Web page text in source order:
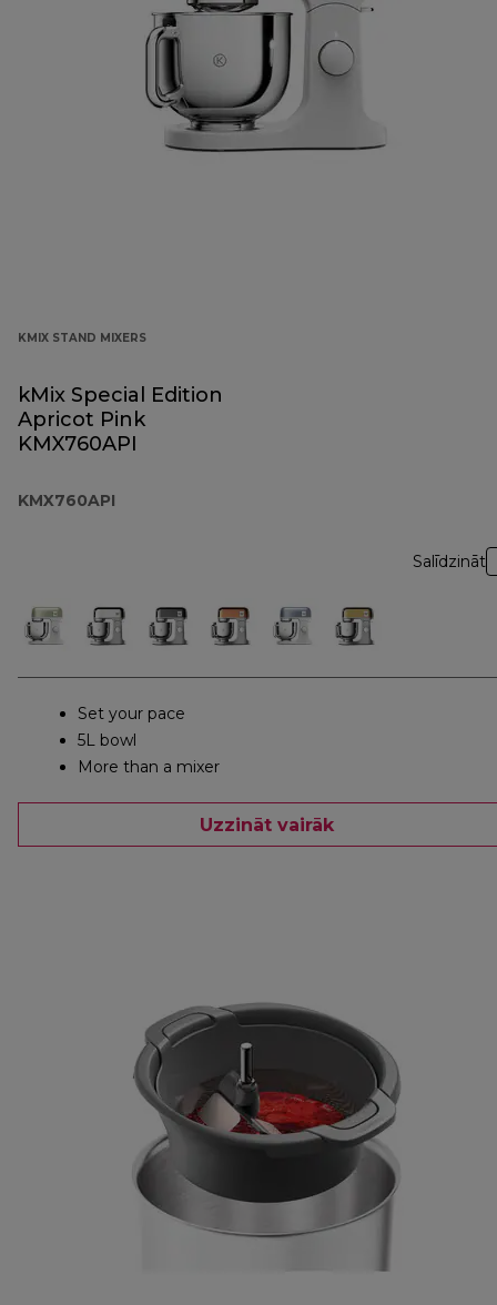
KMIX STAND MIXERS
kMix Special Edition
Apricot Pink
KMX760API
KMX760API
Salīdzināt
Set your pace
5L bowl
More than a mixer
Uzzināt vairāk